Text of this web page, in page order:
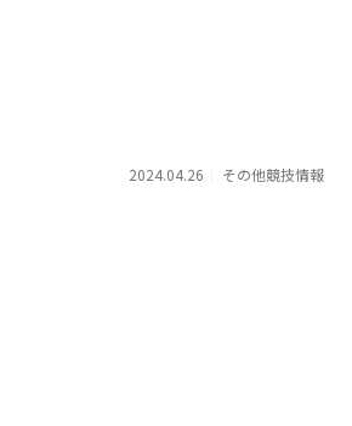
2024.04.26 その他競技情報